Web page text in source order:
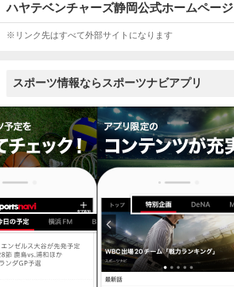
ハヤテベンチャーズ静岡公式ホームページ
※リンク先はすべて外部サイトになります
スポーツ情報ならスポーツナビアプリ